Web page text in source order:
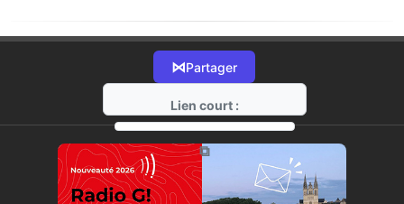
⋈Partager
Lien court :
https://radio-g.fr?7005
⧉